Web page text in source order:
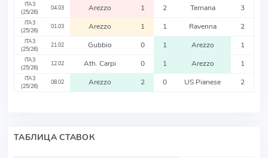
ITA3
(25/26)
04.03 Arezzo 1 2 Ternana 3
ITA3
(25/26)
01.03 Arezzo 1 1 Ravenna 2
ITA3
(25/26)
21.02 Gubbio 0 1 Arezzo 1
ITA3
(25/26)
12.02 Ath. Carpi 0 1 Arezzo 1
ITA3
(25/26)
08.02 Arezzo 2 0 US Pianese 2
ТАБЛИЦА СТАВОК